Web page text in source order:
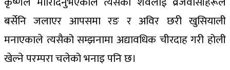
बर्सेनि जलाएर आपसमा रङ र अविर छरी खुसियाली
मनाएकाले त्यसैको सम्झनामा अद्यावधिक चीरदाह गरी होली
खेल्ने परम्परा चलेको भनाइ पनि छ।